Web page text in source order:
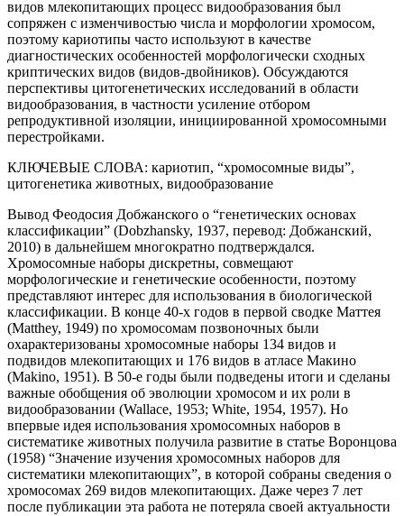
видов млекопитающих процесс видообразования был
сопряжен с изменчивостью числа и морфологии хромосом,
поэтому кариотипы часто используют в качестве
диагностических особенностей морфологически сходных
криптических видов (видов-двойников). Обсуждаются
перспективы цитогенетических исследований в области
видообразования, в частности усиление отбором
репродуктивной изоляции, инициированной хромосомными
перестройками.
КЛЮЧЕВЫЕ СЛОВА: кариотип, “хромосомные виды”,
цитогенетика животных, видообразование
Вывод Феодосия Добжанского о “генетических основах
классификации” (Dobzhansky, 1937, перевод: Добжанский,
2010) в дальнейшем многократно подтверждался.
Хромосомные наборы дискретны, совмещают
морфологические и генетические особенности, поэтому
представляют интерес для использования в биологической
классификации. В конце 40-х годов в первой сводке Маттея
(Matthey, 1949) по хромосомам позвоночных были
охарактеризованы хромосомные наборы 134 видов и
подвидов млекопитающих и 176 видов в атласе Макино
(Makino, 1951). В 50-е годы были подведены итоги и сделаны
важные обобщения об эволюции хромосом и их роли в
видообразовании (Wallace, 1953; White, 1954, 1957). Но
впервые идея использования хромосомных наборов в
систематике животных получила развитие в статье Воронцова
(1958) “Значение изучения хромосомных наборов для
систематики млекопитающих”, в которой собраны сведения о
хромосомах 269 видов млекопитающих. Даже через 7 лет
после публикации эта работа не потеряла своей актуальности